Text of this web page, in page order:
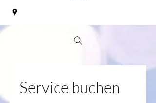
Service buchen